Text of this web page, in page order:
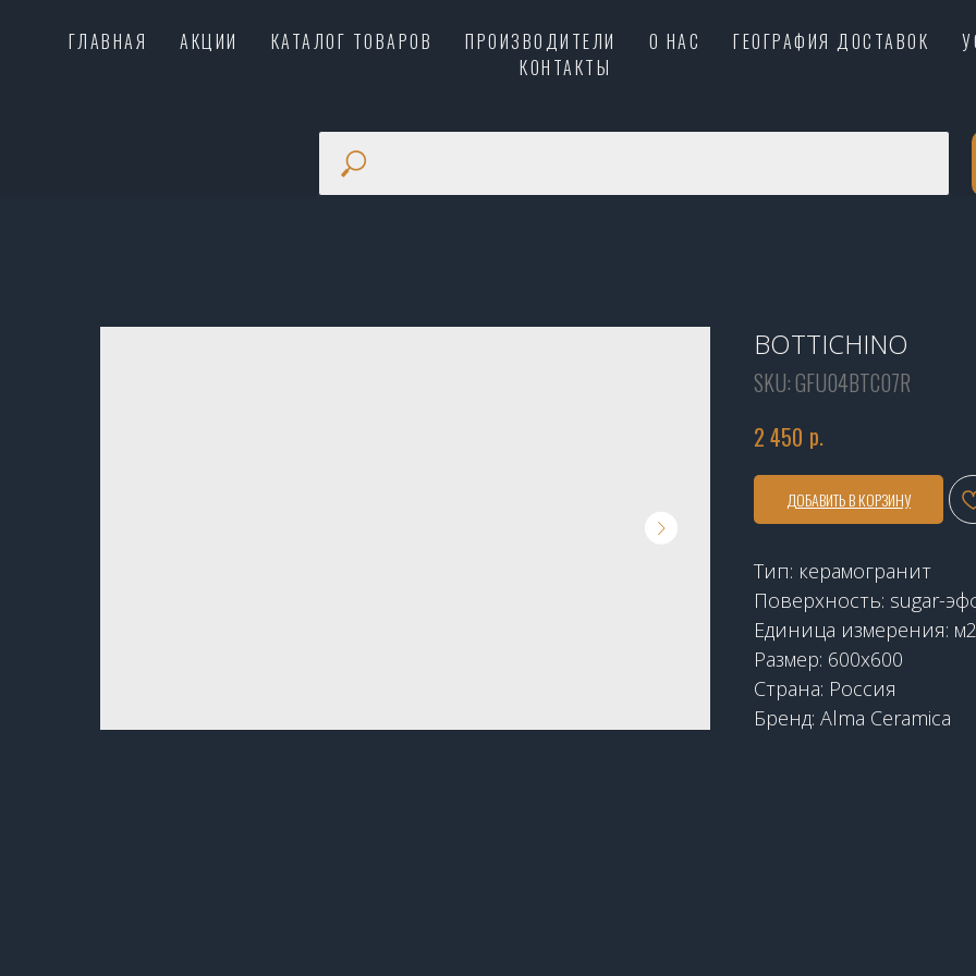
ГЛАВНАЯ АКЦИИ КАТАЛОГ ТОВАРОВ ПРОИЗВОДИТЕЛИ О НАС ГЕОГРАФИЯ ДОСТАВОК
КОНТАКТЫ
BOTTICHINO
SKU:GFU04BTC07R
2 450 р.
ДОБАВИТЬ В КОРЗИНУ
Тип: керамогранит
Поверхность: sugar-
Единица измерения: м2
Размер: 600x600
Страна: Россия
Бренд: Alma Ceramica